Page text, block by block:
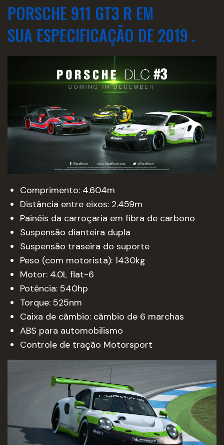
PORSCHE 911 GT3 R EM
SUA ESPECIFICAÇÃO DE 2019 .
Comprimento: 4.604m
Distância entre eixos: 2.459m
Painéis da carroçaria em fibra de carbono
Suspensão dianteira dupla
Suspensão traseira do suporte
Peso (com motorista): 1430kg
Motor: 4.0L flat-6
Potência: 540hp
Torque: 525nm
Caixa de câmbio: câmbio de 6 marchas
ABS para automobilismo
Controle de tração Motorsport